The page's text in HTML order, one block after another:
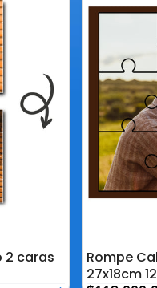
2 caras
la
deseos
Rompe
27x18cm